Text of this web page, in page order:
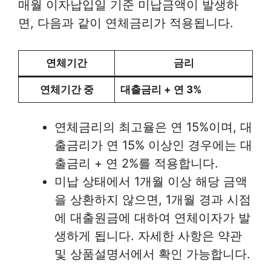
매월 이자납입일 기준 미납금액이 발생하
면, 다음과 같이 연체금리가 적용됩니다.
연체기간 금리
연체기간 중 대출금리 + 연 3%
연체금리의 최고율은 연 15%이며, 대
출금리가 연 15% 이상인 경우에는 대
출금리 + 연 2%를 적용합니다.
미납 상태에서 1개월 이상 해당 금액
을 상환하지 않으면, 1개월 경과 시점
에 대출원금에 대하여 연체이자가 발
생하게 됩니다. 자세한 사항은 약관
및 상품설명서에서 확인 가능합니다.